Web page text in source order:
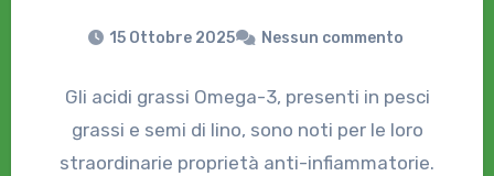
15 Ottobre 2025 Nessun commento
Gli acidi grassi Omega-3, presenti in pesci
grassi e semi di lino, sono noti per le loro
straordinarie proprietà anti-infiammatorie.